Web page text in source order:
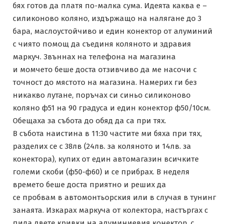
бях готов да платя по-малка сума. Идеята каква е –
силиконово коляно, издържащо на налягане до 3
бара, маслоустойчиво и един конектор от алуминий
с чиято помощ да съединя коляното и здравия
маркуч. Звъннах на телефона на магазина
и момчето беше доста отзивчиво да ме насочи с
точност до мястото на магазина. Намерих ги без
никакво лутане, поръчах си синьо силиконово
коляно ф51 на 90 градуса и един конектор ф50/10см.
Обещаха за събота до обяд да са при тях.
В събота наистина в 11:30 частите ми бяха при тях,
разделих се с 38лв (24лв. за коляното и 14лв. за
конектора), купих от един автомагазин всичките
големи скоби (ф50-ф60) и се прибрах. В неделя
времето беше доста приятно и реших да
се пробвам в автомонтьорския или в случая в тунинг
занаята. Изкарах маркуча от колектора, настъргах с